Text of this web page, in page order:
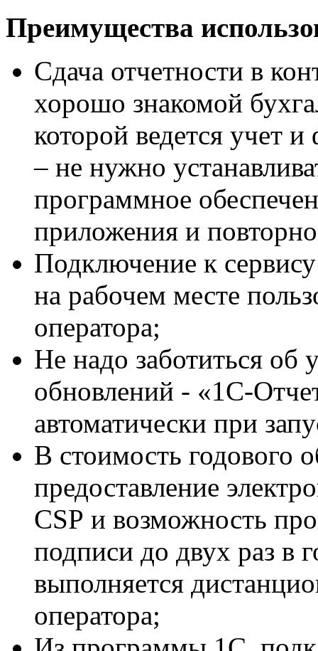
Преимущества
Сдача отчетности в
хорошо знакомой
которой ведется учет
– не нужно
программное
приложения и
Подключение к
на рабочем месте
оператора;
Не надо заботиться об
обновлений - «1С-
автоматически при
В стоимость годового
предоставление
CSP и возможность
подписи до двух раз в
выполняется
оператора;